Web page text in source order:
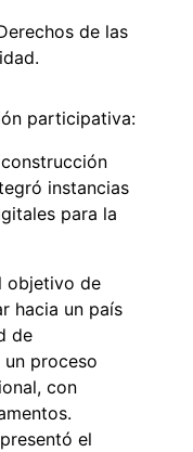
de las
participativa:
instancias
para la
objetivo de
hacia un país
de
proceso
con
el